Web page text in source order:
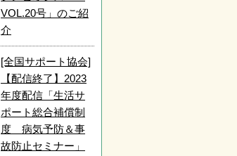
VOL.20号」のご紹
介
[全国サポート協会]
【配信終了】2023
年度配信「生活サ
ポート総合補償制
度 病気予防＆事
故防止セミナー」